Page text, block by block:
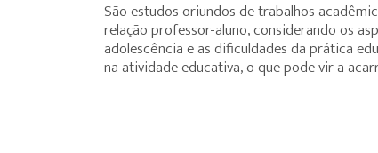
São estudos oriundos de trabalhos
relação professor-aluno, considerando os
adolescência e as dificuldades da prática
na atividade educativa, o que pode vir a